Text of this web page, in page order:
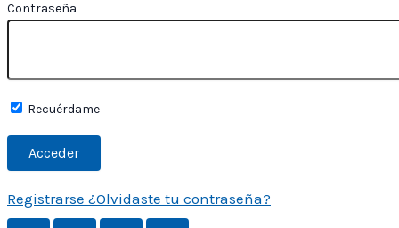
Contraseña
Recuérdame
Registrarse ¿Olvidaste tu contraseña?